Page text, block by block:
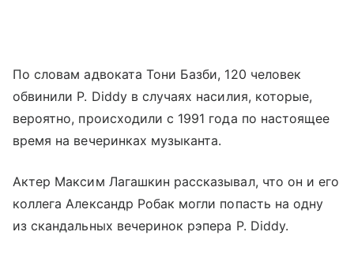
По словам адвоката Тони Базби, 120 человек
обвинили P. Diddy в случаях насилия, которые,
вероятно, происходили с 1991 года по настоящее
время на вечеринках музыканта.
Актер Максим Лагашкин рассказывал, что он и его
коллега Александр Робак могли попасть на одну
из скандальных вечеринок рэпера P. Diddy.